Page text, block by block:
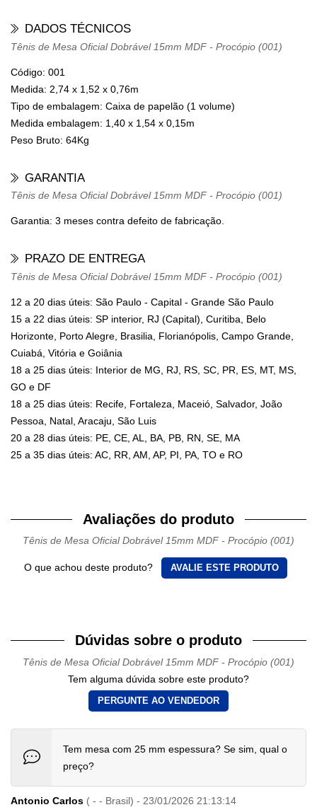
DADOS TÉCNICOS
Tênis de Mesa Oficial Dobrável 15mm MDF - Procópio (001)
Código: 001
Medida: 2,74 x 1,52 x 0,76m
Tipo de embalagem: Caixa de papelão (1 volume)
Medida embalagem: 1,40 x 1,54 x 0,15m
Peso Bruto: 64Kg
GARANTIA
Tênis de Mesa Oficial Dobrável 15mm MDF - Procópio (001)
Garantia: 3 meses contra defeito de fabricação.
PRAZO DE ENTREGA
Tênis de Mesa Oficial Dobrável 15mm MDF - Procópio (001)
12 a 20 dias úteis: São Paulo - Capital - Grande São Paulo
15 a 22 dias úteis: SP interior, RJ (Capital), Curitiba, Belo
Horizonte, Porto Alegre, Brasilia, Florianópolis, Campo Grande,
Cuiabá, Vitória e Goiânia
18 a 25 dias úteis: Interior de MG, RJ, RS, SC, PR, ES, MT, MS,
GO e DF
18 a 25 dias úteis: Recife, Fortaleza, Maceió, Salvador, João
Pessoa, Natal, Aracaju, São Luis
20 a 28 dias úteis: PE, CE, AL, BA, PB, RN, SE, MA
25 a 35 dias úteis: AC, RR, AM, AP, PI, PA, TO e RO
Avaliações do produto
Tênis de Mesa Oficial Dobrável 15mm MDF - Procópio (001)
O que achou deste produto? AVALIE ESTE PRODUTO
Dúvidas sobre o produto
Tênis de Mesa Oficial Dobrável 15mm MDF - Procópio (001)
Tem alguma dúvida sobre este produto?
PERGUNTE AO VENDEDOR
Tem mesa com 25 mm espessura? Se sim, qual o
preço?
Antonio Carlos ( - - Brasil) - 23/01/2026 21:13:14